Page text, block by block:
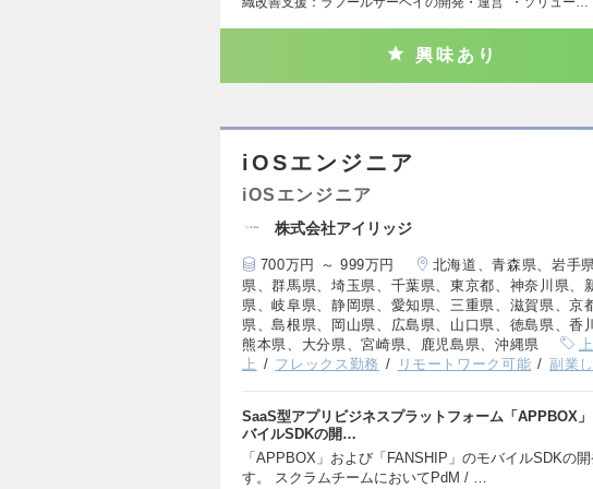
興味あり
iOSエンジニア
iOSエンジニア
株式会社アイリッジ
700万円 ～ 999万円
北海道、青森県、岩手
県、群馬県、埼玉県、千葉県、東京都、神奈川県
県、岐阜県、静岡県、愛知県、三重県、滋賀県、
県、島根県、岡山県、広島県、山口県、徳島県、香
熊本県、大分県、宮崎県、鹿児島県、沖縄県
上
フレックス勤務 リモートワーク可能 副業
SaaS型アプリビジネスプラットフォーム「APPBOX
バイルSDKの開…
「APPBOX」および「FANSHIP」のモバイルSDKの
す。 スクラムチームにおいてPdM / …